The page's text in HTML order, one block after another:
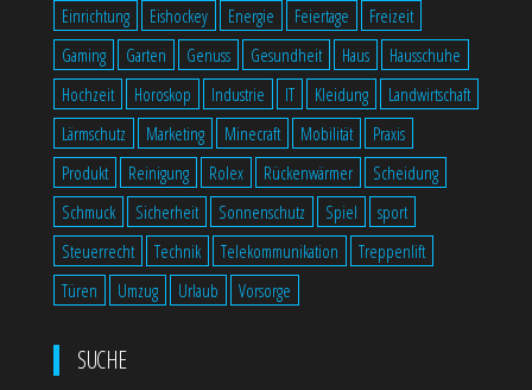
Einrichtung
Eishockey Energie Feiertage
Freizeit
Gaming
Garten Genuss Gesundheit Haus
Hausschuhe
Hochzeit
Horoskop Industrie IT Kleidung
Landwirtschaft
Lärmschutz
Marketing Minecraft Mobilität
Praxis
Produkt
Reinigung Rolex Rückenwärmer
Scheidung
Schmuck
Sicherheit Sonnenschutz Spiel
sport
Steuerrecht
Technik Telekommunikation
Treppenlift
Türen
Umzug Urlaub Vorsorge
SUCHE